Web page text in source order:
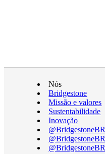
Nós
Bridgestone
Missão e valores
Sustentabilidade
Inovação
@BridgestoneBR
@BridgestoneBR
@BridgestoneBR